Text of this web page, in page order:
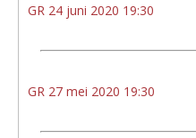
GR 24 juni 2020 19:30
GR 27 mei 2020 19:30